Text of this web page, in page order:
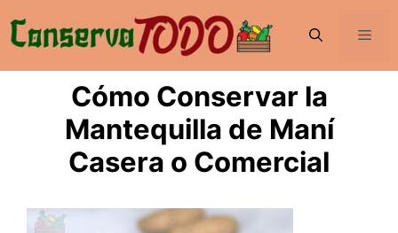
al
contenido
Cómo Conservar la
Mantequilla de Maní
Casera o Comercial